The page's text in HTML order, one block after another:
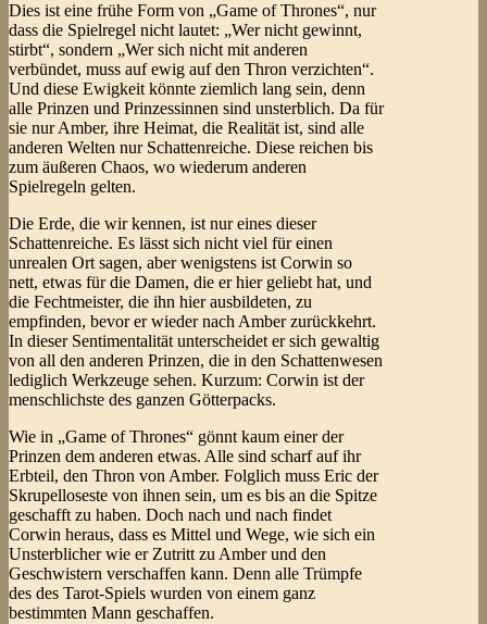
Dies ist eine frühe Form von „Game of Thrones“, nur
dass die Spielregel nicht lautet: „Wer nicht gewinnt,
stirbt“, sondern „Wer sich nicht mit anderen
verbündet, muss auf ewig auf den Thron verzichten“.
Und diese Ewigkeit könnte ziemlich lang sein, denn
alle Prinzen und Prinzessinnen sind unsterblich. Da für
sie nur Amber, ihre Heimat, die Realität ist, sind alle
anderen Welten nur Schattenreiche. Diese reichen bis
zum äußeren Chaos, wo wiederum anderen
Spielregeln gelten.
Die Erde, die wir kennen, ist nur eines dieser
Schattenreiche. Es lässt sich nicht viel für einen
unrealen Ort sagen, aber wenigstens ist Corwin so
nett, etwas für die Damen, die er hier geliebt hat, und
die Fechtmeister, die ihn hier ausbildeten, zu
empfinden, bevor er wieder nach Amber zurückkehrt.
In dieser Sentimentalität unterscheidet er sich gewaltig
von all den anderen Prinzen, die in den Schattenwesen
lediglich Werkzeuge sehen. Kurzum: Corwin ist der
menschlichste des ganzen Götterpacks.
Wie in „Game of Thrones“ gönnt kaum einer der
Prinzen dem anderen etwas. Alle sind scharf auf ihr
Erbteil, den Thron von Amber. Folglich muss Eric der
Skrupelloseste von ihnen sein, um es bis an die Spitze
geschafft zu haben. Doch nach und nach findet
Corwin heraus, dass es Mittel und Wege, wie sich ein
Unsterblicher wie er Zutritt zu Amber und den
Geschwistern verschaffen kann. Denn alle Trümpfe
des des Tarot-Spiels wurden von einem ganz
bestimmten Mann geschaffen.